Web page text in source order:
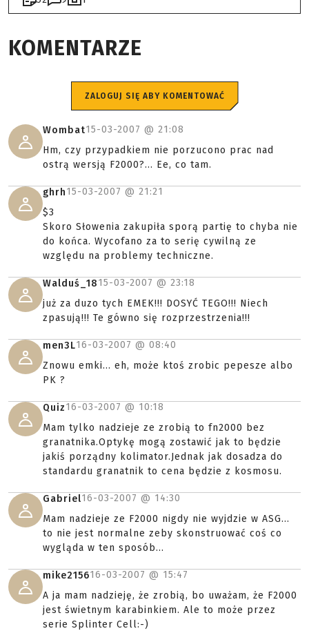
KOMENTARZE
ZALOGUJ SIĘ ABY KOMENTOWAĆ
Wombat15-03-2007 @ 21:08
Hm, czy przypadkiem nie porzucono prac nad
ostrą wersją F2000?... Ee, co tam.
ghrh15-03-2007 @ 21:21
$3
Skoro Słowenia zakupiła sporą partię to chyba nie
do końca. Wycofano za to serię cywilną ze
względu na problemy techniczne.
Walduś_1815-03-2007 @ 23:18
już za duzo tych EMEK!!! DOSYĆ TEGO!!! Niech
zpasują!!! Te gówno się rozprzestrzenia!!!
men3L16-03-2007 @ 08:40
Znowu emki... eh, może ktoś zrobic pepesze albo
PK ?
Quiz16-03-2007 @ 10:18
Mam tylko nadzieje ze zrobią to fn2000 bez
granatnika.Optykę mogą zostawić jak to będzie
jakiś porządny kolimator.Jednak jak dosadza do
standardu granatnik to cena będzie z kosmosu.
Gabriel16-03-2007 @ 14:30
Mam nadzieje ze F2000 nigdy nie wyjdzie w ASG...
to nie jest normalne zeby skonstruować coś co
wygląda w ten sposób...
mike215616-03-2007 @ 15:47
A ja mam nadzieję, że zrobią, bo uważam, że F2000
jest świetnym karabinkiem. Ale to może przez
serie Splinter Cell:-)